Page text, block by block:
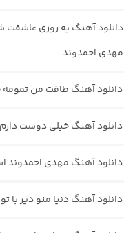
دانلود آهنگ یه روزی
مهدی احمدوند
دانلود آهنگ طاقت من تمومه
دانلود آهنگ خیلی دوست
دانلود آهنگ مهدی احمدوند
دانلود آهنگ دنیا منو دیر با